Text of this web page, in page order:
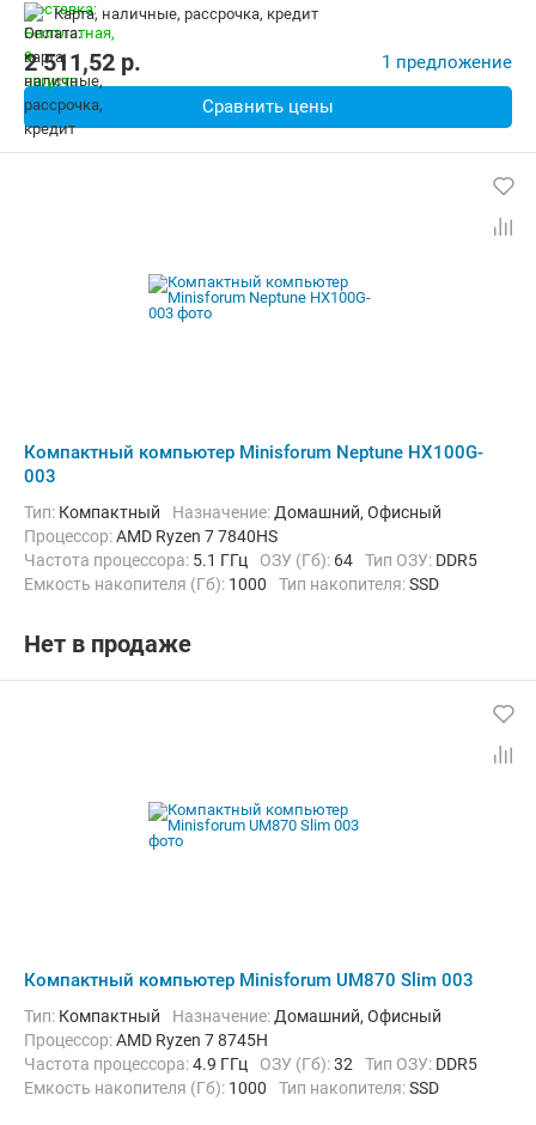
карта, наличные, рассрочка, кредит
2 511,52 p. 1 предложение
Сравнить цены
Компактный компьютер Minisforum Neptune HX100G-
003
Тип: Компактный Назначение: Домашний, Офисный
Процессор:AMD Ryzen 7 7840HS
Частота процессора: 5.1 ГГц ОЗУ (Гб): 64 Тип ОЗУ: DDR5
Емкость накопителя (Гб): 1000 Тип накопителя:SSD
Операционная система:
Нет в продаже
Компактный компьютер Minisforum UM870 Slim 003
Тип: Компактный Назначение: Домашний, Офисный
Процессор:AMD Ryzen 7 8745H
Частота процессора:4.9 ГГц ОЗУ (Гб):32 Тип ОЗУ: DDR5
Емкость накопителя (Гб): 1000 Тип накопителя:SSD